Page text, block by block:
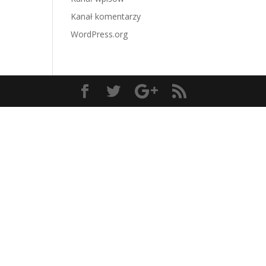
Kanał komentarzy
WordPress.org